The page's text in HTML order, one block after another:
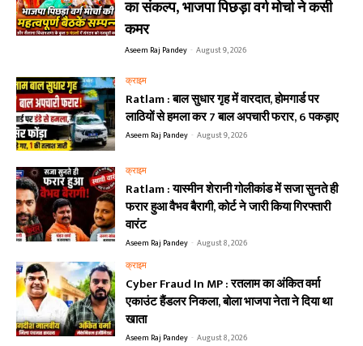
का संकल्प, भाजपा पिछड़ा वर्ग मोर्चा ने कसी
कमर
Aseem Raj Pandey - August 9, 2026
क्राइम
Ratlam : बाल सुधार गृह में वारदात, होमगार्ड पर
लाठियों से हमला कर 7 बाल अपचारी फरार, 6 पकड़ाए
Aseem Raj Pandey - August 9, 2026
क्राइम
Ratlam : यास्मीन शेरानी गोलीकांड में सजा सुनते ही
फरार हुआ वैभव बैरागी, कोर्ट ने जारी किया गिरफ्तारी
वारंट
Aseem Raj Pandey - August 8, 2026
क्राइम
Cyber Fraud In MP : रतलाम का अंकित वर्मा
एकाउंट हैंडलर निकला, बोला भाजपा नेता ने दिया था
खाता
Aseem Raj Pandey - August 8, 2026